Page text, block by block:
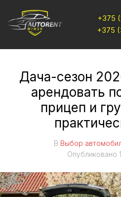
+375
+375
Дача-сезон
арендовать
прицеп и
В Выбор
Опубликовано